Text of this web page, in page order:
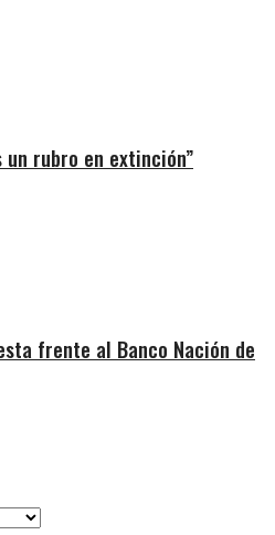
un rubro en extinción”
frente al Banco Nación de